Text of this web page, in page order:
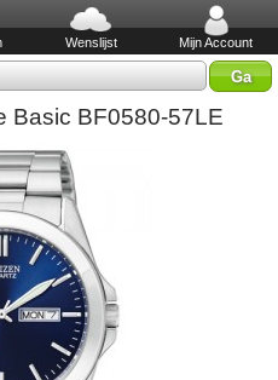
Wenslijst Mijn Account
Basic BF0580-57LE